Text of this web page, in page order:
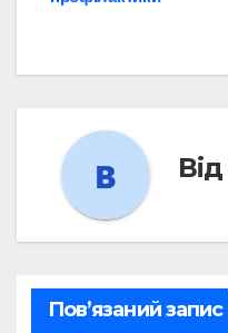
Від
Пов’язаний запис